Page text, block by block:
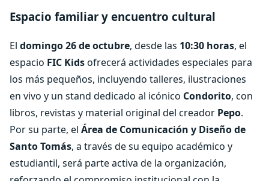
Espacio familiar y encuentro cultural
El domingo 26 de octubre, desde las 10:30 horas, el
espacio FIC Kidsofrecerá actividades especiales para
los más pequeños, incluyendo talleres, ilustraciones
en vivo y un stand dedicado al icónico Condorito, con
libros, revistas y material original del creador Pepo.
Por su parte, el Área de Comunicación y Diseño de
Santo Tomás, a través de su equipo académico y
estudiantil, será parte activa de la organización,